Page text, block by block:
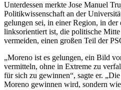
Unterdessen merkte Jose Manuel
Politikwissenschaft an der
gelungen sei, in einer Region, in
linksorientiert ist, die politische
vermeiden, einen großen Teil der
„Moreno ist es gelungen, ein Bild
vermitteln, ohne in Extreme zu
für sich zu gewinnen“, sagte er.
Moreno gewinnen wird, sondern